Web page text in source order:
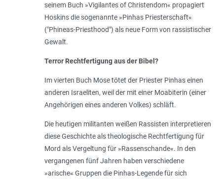
seinem Buch »Vigilantes of Christendom« propagiert
Hoskins die sogenannte »Pinhas Priesterschaft«
("Phineas-Priesthood") als neue Form von rassistischer
Gewalt.
Terror Rechtfertigung aus der Bibel?
Im vierten Buch Mose tötet der Priester Pinhas einen
anderen Israeliten, weil der mit einer Moabiterin (einer
Angehörigen eines anderen Volkes) schläft.
Die heutigen militanten weißen Rassisten interpretieren
diese Geschichte als theologische Rechtfertigung für
Mord als Vergeltung für »Rassenschande«. In den
vergangenen fünf Jahren haben verschiedene
»arische« Gruppen die Pinhas-Legende für sich